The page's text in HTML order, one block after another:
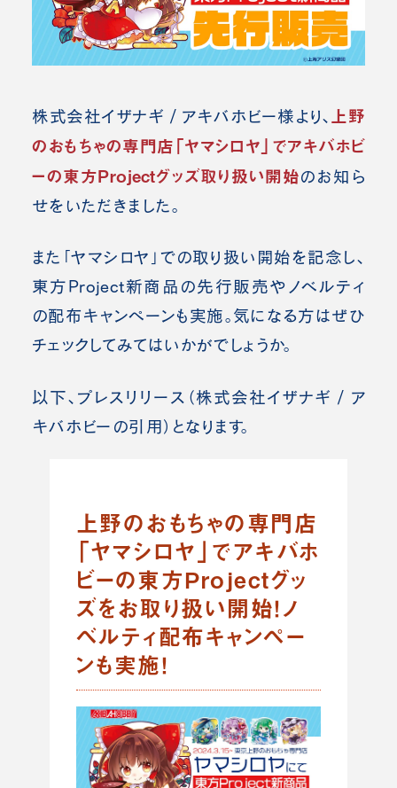
株式会社イザナギ / アキバホビー様より、 上野
のおもちゃの専門店「ヤマシロヤ」でアキバホビ
ーの東方Projectグッズ取り扱い開始のお知ら
せをいただきました。
また「ヤマシロヤ」 での取り扱い開始を記念し、
東方Project新商品の先行販売やノベルティ
の配布キャンペーンも実施。気になる方はぜひ
チェックしてみてはいかがでしょうか。
以下、プレスリリース（株式会社イザナギ / ア
キバホビーの引用）となります。
上野のおもちゃの専門店
「ヤマシロヤ」でアキバホ
ビーの東方Projectグッ
ズをお取り扱い開始！ノ
ベルティ配布キャンペー
ンも実施！